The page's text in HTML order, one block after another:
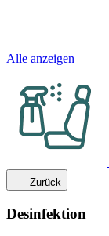
Alle anzeigen
Zurück
Desinfektion